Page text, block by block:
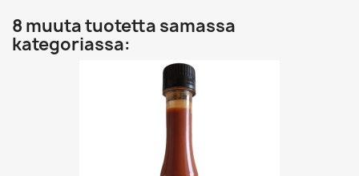
8 muuta tuotetta samassa
kategoriassa: